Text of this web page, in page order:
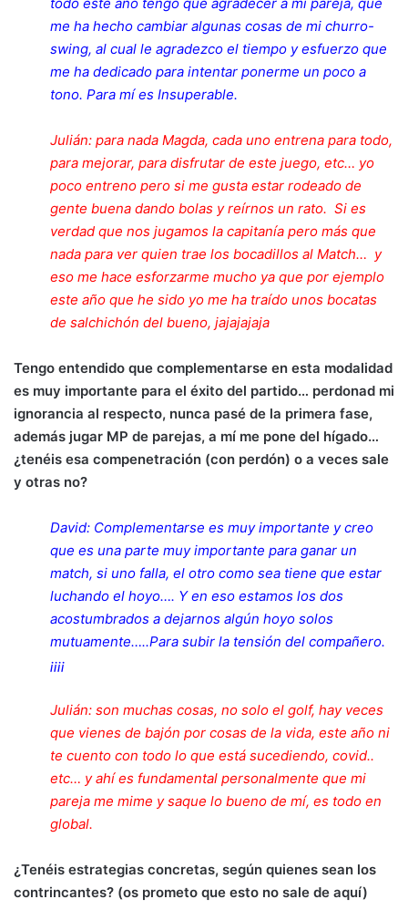
me ha hecho cambiar algunas cosas de mi churro-
swing, al cual le agradezco el tiempo y esfuerzo que
me ha dedicado para intentar ponerme un poco a
tono. Para mí es Insuperable.
Julián: para nada Magda, cada uno entrena para todo,
para mejorar, para disfrutar de este juego, etc… yo
poco entreno pero si me gusta estar rodeado de
gente buena dando bolas y reírnos un rato. Si es
verdad que nos jugamos la capitanía pero más que
nada para ver quien trae los bocadillos al Match… y
eso me hace esforzarme mucho ya que por ejemplo
este año que he sido yo me ha traído unos bocatas
de salchichón del bueno, jajajajaja
Tengo entendido que complementarse en esta modalidad
es muy importante para el éxito del partido… perdonad mi
ignorancia al respecto, nunca pasé de la primera fase,
además jugar MP de parejas, a mí me pone del hígado…
¿tenéis esa compenetración (con perdón) o a veces sale
y otras no?
David: Complementarse es muy importante y creo
que es una parte muy importante para ganar un
match, si uno falla, el otro como sea tiene que estar
luchando el hoyo…. Y en eso estamos los dos
acostumbrados a dejarnos algún hoyo solos
mutuamente…..Para subir la tensión del compañero.
¡¡¡¡
Julián: son muchas cosas, no solo el golf, hay veces
que vienes de bajón por cosas de la vida, este año ni
te cuento con todo lo que está sucediendo, covid..
etc… y ahí es fundamental personalmente que mi
pareja me mime y saque lo bueno de mí, es todo en
global.
¿Tenéis estrategias concretas, según quienes sean los
contrincantes? (os prometo que esto no sale de aquí)